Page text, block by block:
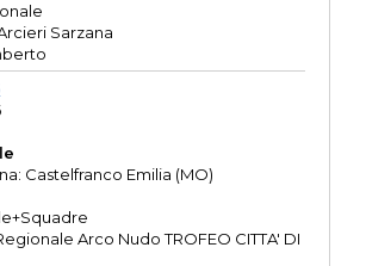
Sarzana
Castelfranco Emilia (MO)
Arco Nudo TROFEO CITTA' DI